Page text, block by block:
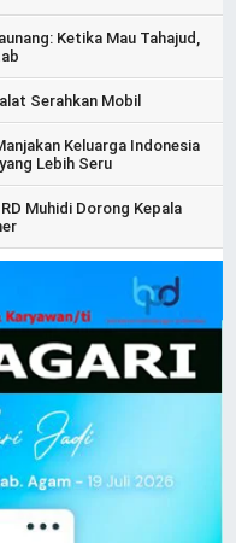
Ketika Mau Tahajud,
Serahkan Mobil
Keluarga Indonesia
Lebih Seru
Muhidi Dorong Kepala